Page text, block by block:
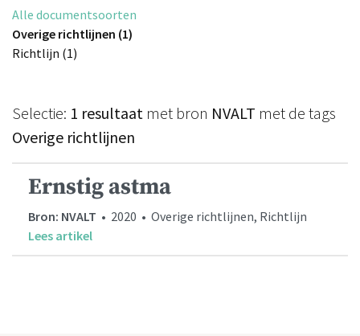
Alle documentsoorten
Overige richtlijnen (1)
Richtlijn (1)
Selectie: 1 resultaat met bron NVALT met de tags
Overige richtlijnen
Ernstig astma
Bron: NVALT • 2020 • Overige richtlijnen, Richtlijn
Lees artikel